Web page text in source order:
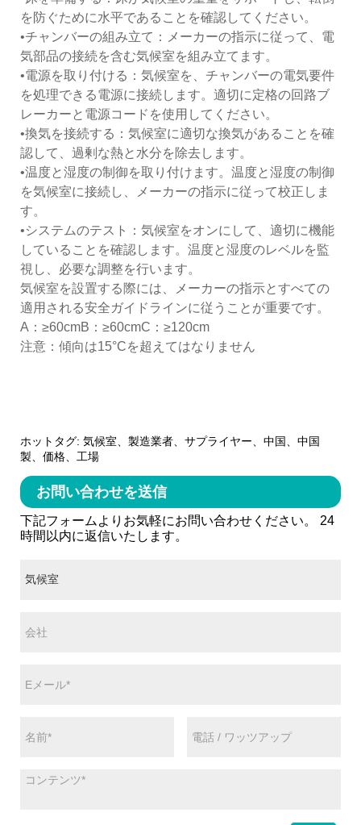
を防ぐために水平であることを確認してください。
•チャンバーの組み立て：メーカーの指示に従って、電
気部品の接続を含む気候室を組み立てます。
•電源を取り付ける：気候室を、チャンバーの電気要件
を処理できる電源に接続します。適切に定格の回路ブ
レーカーと電源コードを使用してください。
•換気を接続する：気候室に適切な換気があることを確
認して、過剰な熱と水分を除去します。
•温度と湿度の制御を取り付けます。温度と湿度の制御
を気候室に接続し、メーカーの指示に従って校正しま
す。
•システムのテスト：気候室をオンにして、適切に機能
していることを確認します。温度と湿度のレベルを監
視し、必要な調整を行います。
気候室を設置する際には、メーカーの指示とすべての
適用される安全ガイドラインに従うことが重要です。
A：≥60cmB：≥60cmC：≥120cm
注意：傾向は15°Cを超えてはなりません
ホットタグ: 気候室、製造業者、サプライヤー、中国、中国
製、価格、工場
お問い合わせを送信
下記フォームよりお気軽にお問い合わせください。 24
時間以内に返信いたします。